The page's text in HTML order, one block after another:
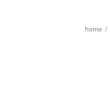
home /